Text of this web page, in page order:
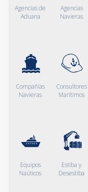
Agencias de
Aduana
Agencias
Navieras
Compañías
Navieras
Consultores
Marítimos
Equipos
Naúticos
Estiba y
Desestiba